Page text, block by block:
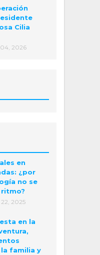
Cilia
2026
en
¿por
no se
2025
en la
familia y